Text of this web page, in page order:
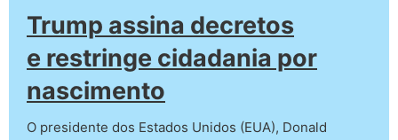
Trump assina decretos
e restringe cidadania por
nascimento
O presidente dos Estados Unidos (EUA), Donald